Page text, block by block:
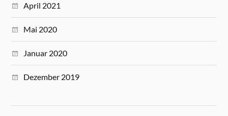
April 2021
Mai 2020
Januar 2020
Dezember 2019